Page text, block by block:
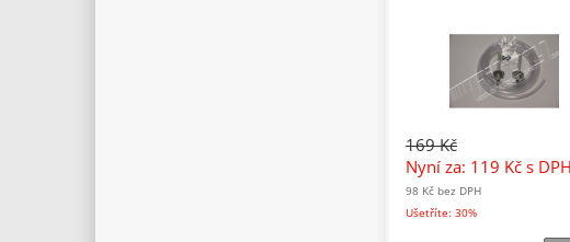
169 Kč
Nyní za: 119 Kč s DPH
98 Kč bez DPH
Ušetříte: 30%